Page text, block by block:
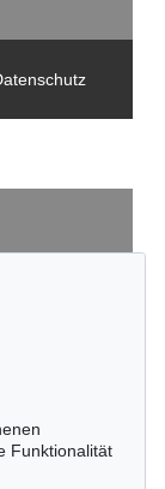
Funktionalität